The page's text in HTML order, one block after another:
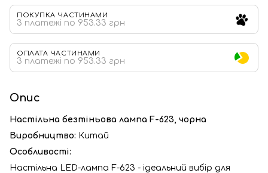
ПОКУПКА ЧАСТИНАМИ
3 платежі по 953.33 грн
ОПЛАТА ЧАСТИНАМИ
3 платежі по 953.33 грн
Опис
Настільна безтіньова лампа F-623, чорна
Виробництво: Китай
Особливості:
Настільна LED-лампа F-623 - ідеальний вибір для